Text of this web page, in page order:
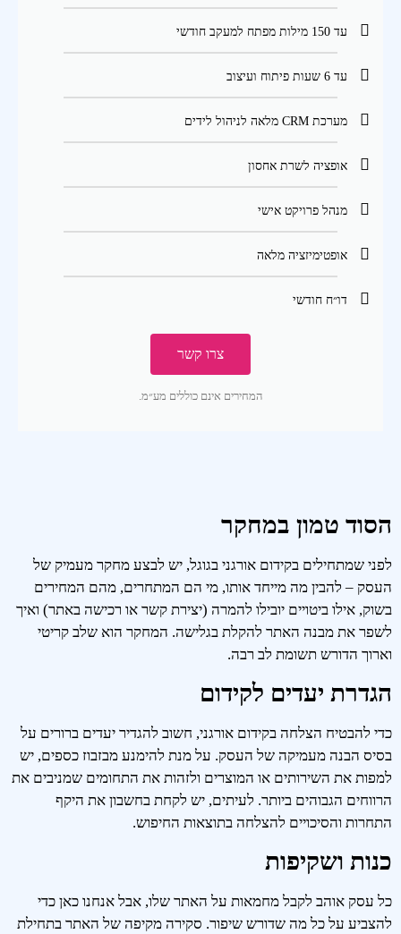
עד 150 מילות מפתח למעקב חודשי
עד 6 שעות פיתוח ועיצוב
מערכת CRM מלאה לניהול לידים
אופציה לשרת אחסון
מנהל פרויקט אישי
אופטימיזציה מלאה
דו״ח חודשי
צרו קשר
המחירים אינם כוללים מע״מ.
הסוד טמון במחקר
לפני שמתחילים בקידום אורגני בגוגל, יש לבצע מחקר מעמיק של
העסק – להבין מה מייחד אותו, מי הם המתחרים, מהם המחירים
בשוק, אילו ביטויים יובילו להמרה (יצירת קשר או רכישה באתר) ואיך
לשפר את מבנה האתר להקלת בגלישה. המחקר הוא שלב קריטי
וארוך הדורש תשומת לב רבה.
הגדרת יעדים לקידום
כדי להבטיח הצלחה בקידום אורגני, חשוב להגדיר יעדים ברורים על
בסיס הבנה מעמיקה של העסק. על מנת להימנע מבזבוז כספים, יש
למפות את השירותים או המוצרים ולזהות את התחומים שמניבים את
הרווחים הגבוהים ביותר. לעיתים, יש לקחת בחשבון את היקף
התחרות והסיכויים להצלחה בתוצאות החיפוש.
כנות ושקיפות
כל עסק אוהב לקבל מחמאות על האתר שלו, אבל אנחנו כאן כדי
להצביע על כל מה שדורש שיפור. סקירה מקיפה של האתר בתחילת